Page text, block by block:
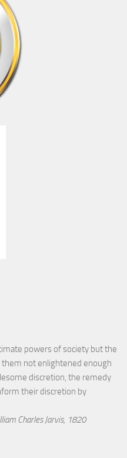
powers of society but the
not enlightened enough
discretion, the remedy
their discretion by
Charles Jarvis, 1820